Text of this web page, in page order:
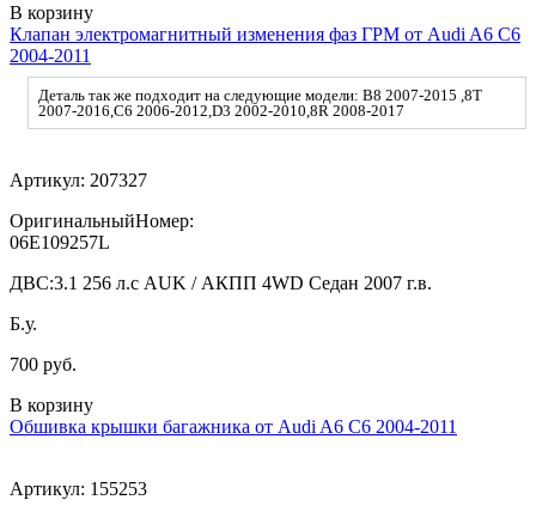
В корзину
Клапан электромагнитный изменения фаз ГРМ от Audi A6 C6
2004-2011
Деталь так же подходит на следующие модели: B8 2007-2015 ,8T
2007-2016,C6 2006-2012,D3 2002-2010,8R 2008-2017
Артикул: 207327
ОригинальныйНомер:
06E109257L
ДВС:3.1 256 л.с AUK / АКПП 4WD Седан 2007 г.в.
Б.у.
700 руб.
В корзину
Обшивка крышки багажника от Audi A6 C6 2004-2011
Артикул: 155253